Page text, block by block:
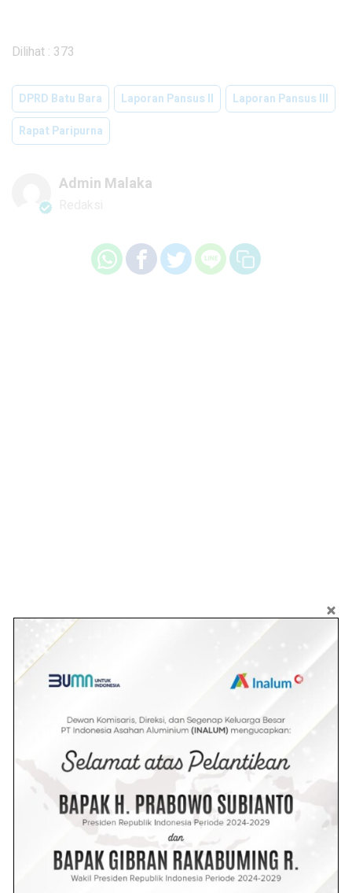
Dilihat : 373
DPRD Batu Bara Laporan Pansus II
Laporan Pansus III
Rapat Paripurna
Admin Malaka